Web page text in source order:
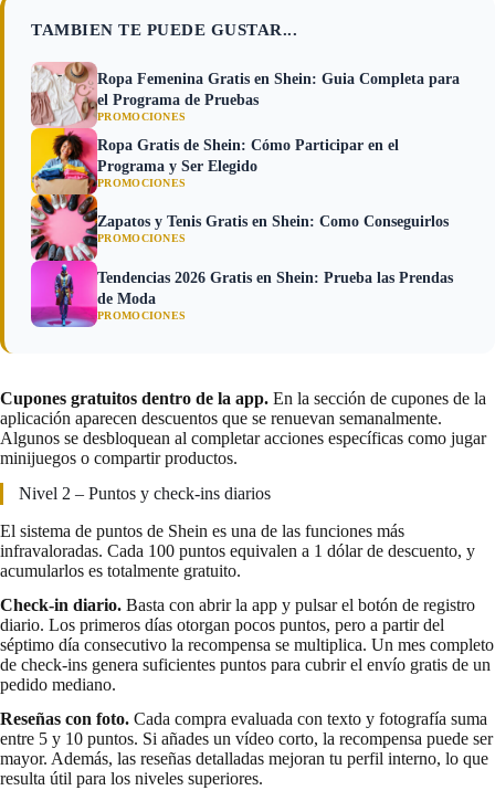
TAMBIEN TE PUEDE GUSTAR...
Ropa Femenina Gratis en Shein: Guia Completa para
el Programa de Pruebas
PROMOCIONES
Ropa Gratis de Shein: Cómo Participar en el
Programa y Ser Elegido
PROMOCIONES
Zapatos y Tenis Gratis en Shein: Como Conseguirlos
PROMOCIONES
Tendencias 2026 Gratis en Shein: Prueba las Prendas
de Moda
PROMOCIONES
Cupones gratuitos dentro de la app. En la sección de cupones de la
aplicación aparecen descuentos que se renuevan semanalmente.
Algunos se desbloquean al completar acciones específicas como jugar
minijuegos o compartir productos.
Nivel 2 – Puntos y check-ins diarios
El sistema de puntos de Shein es una de las funciones más
infravaloradas. Cada 100 puntos equivalen a 1 dólar de descuento, y
acumularlos es totalmente gratuito.
Check-in diario. Basta con abrir la app y pulsar el botón de registro
diario. Los primeros días otorgan pocos puntos, pero a partir del
séptimo día consecutivo la recompensa se multiplica. Un mes completo
de check-ins genera suficientes puntos para cubrir el envío gratis de un
pedido mediano.
Reseñas con foto. Cada compra evaluada con texto y fotografía suma
entre 5 y 10 puntos. Si añades un vídeo corto, la recompensa puede ser
mayor. Además, las reseñas detalladas mejoran tu perfil interno, lo que
resulta útil para los niveles superiores.